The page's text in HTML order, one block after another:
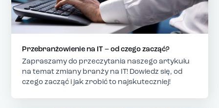
Przebranżowienie na IT – od czego zacząć?
Zapraszamy do przeczytania naszego artykułu
na temat zmiany branży na IT! Dowiedz się, od
czego zacząć i jak zrobić to najskuteczniej!